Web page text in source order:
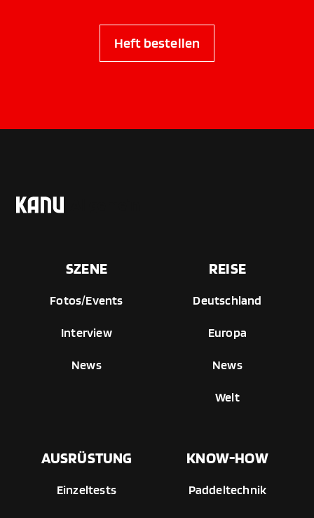
Heft bestellen
SZENE
Fotos/Events
Interview
News
REISE
Deutschland
Europa
News
Welt
AUSRÜSTUNG
Einzeltests
KNOW-HOW
Paddeltechnik